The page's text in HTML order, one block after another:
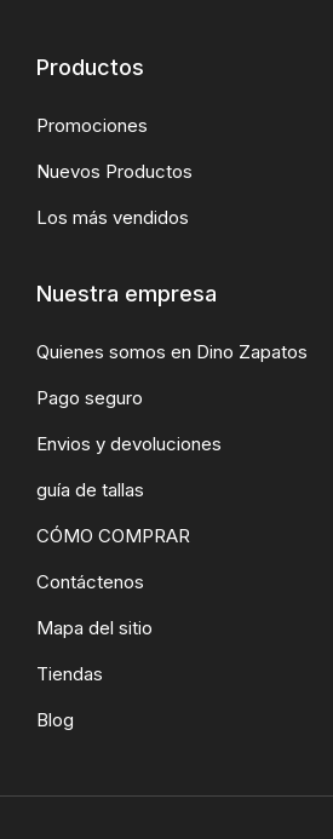
Productos
Promociones
Nuevos Productos
Los más vendidos
Nuestra empresa
Quienes somos en Dino Zapatos
Pago seguro
Envios y devoluciones
guía de tallas
CÓMO COMPRAR
Contáctenos
Mapa del sitio
Tiendas
Blog